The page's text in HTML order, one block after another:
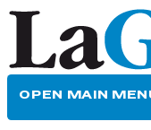
OPEN MAIN